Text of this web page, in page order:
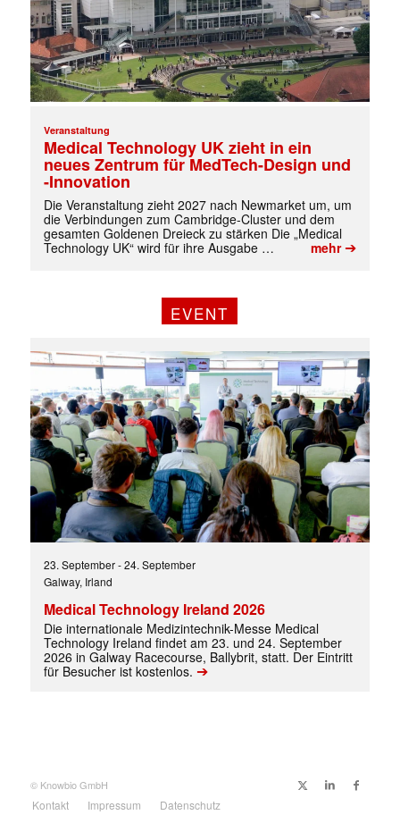
✕
Veranstaltung
Medical Technology UK zieht in ein
neues Zentrum für MedTech-Design und
-Innovation
Die Veranstaltung zieht 2027 nach Newmarket um, um
die Verbindungen zum Cambridge-Cluster und dem
gesamten Goldenen Dreieck zu stärken Die „Medical
Technology UK“ wird für ihre Ausgabe …
mehr➔
EVENT
23. September-24. September
Galway, Irland
Medical Technology Ireland 2026
Die internationale Medizintechnik-Messe Medical
Technology Ireland findet am 23. und 24. September
2026 in Galway Racecourse, Ballybrit, statt. Der Eintritt
für Besucher ist kostenlos. ➔
© Knowbio GmbH
Kontakt Impressum Datenschutz